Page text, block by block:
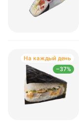
–37%
На каждый день